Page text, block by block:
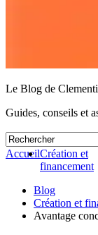
Le Blog de
Guides, conseils et
AccueilCréation et
financement
Blog
Création et
Avantage